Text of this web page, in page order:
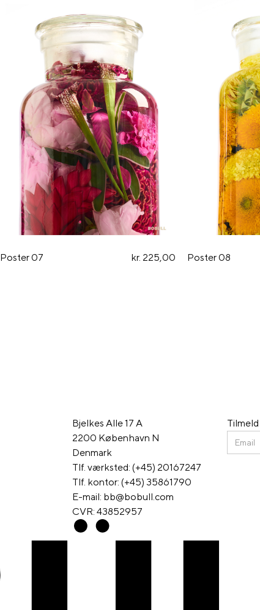
Poster 07 kr. 225,00 Poster 08
Bjelkes Alle 17 A
2200 København N
Denmark
Tlf. værksted: (+45) 20167247
Tlf. kontor: (+45) 35861790
E-mail: bb@bobull.com
CVR: 43852957